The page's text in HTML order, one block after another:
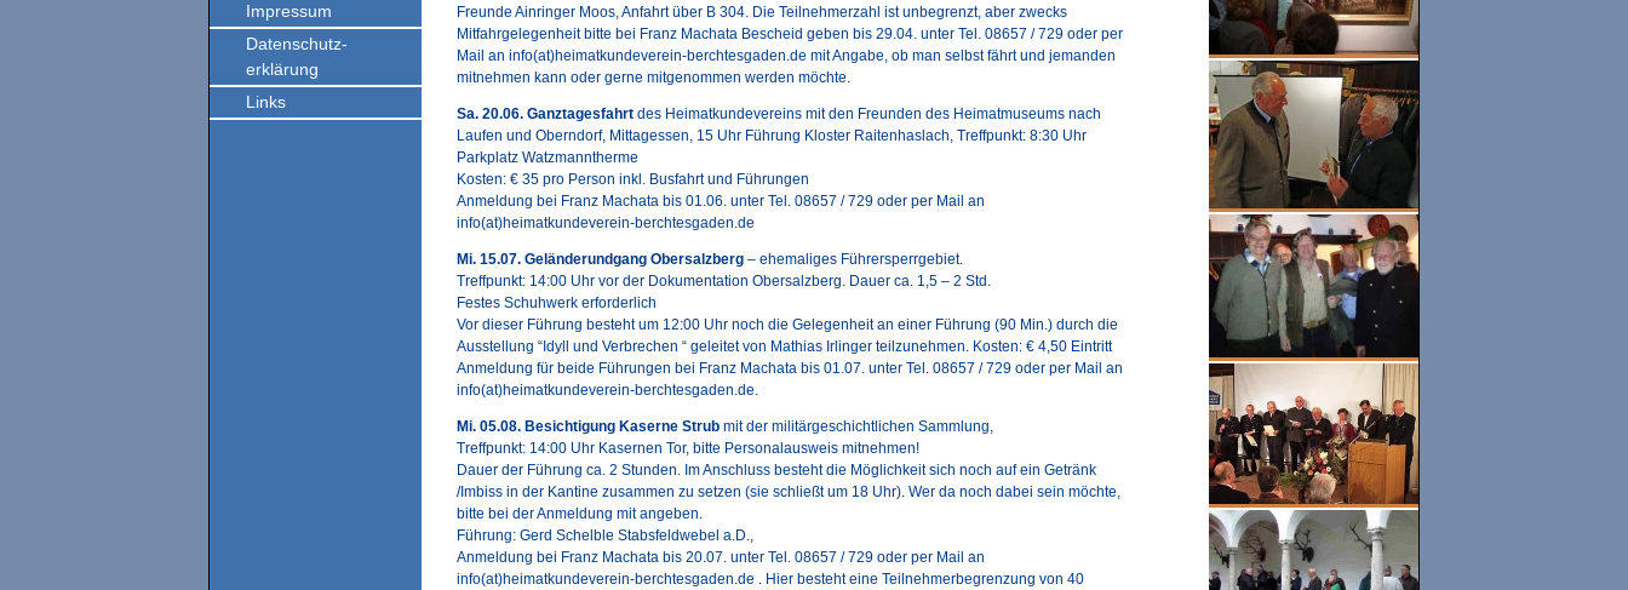
Impressum
Datenschutz-
erklärung
Links
Freunde Ainringer Moos, Anfahrt über B 304. Die Teilnehmerzahl ist unbegrenzt, aber zwecks
Mitfahrgelegenheit bitte bei Franz Machata Bescheid geben bis 29.04. unter Tel. 08657 / 729 oder per
Mail an info(at)heimatkundeverein-berchtesgaden.de mit Angabe, ob man selbst fährt und jemanden
mitnehmen kann oder gerne mitgenommen werden möchte.
Sa. 20.06. Ganztagesfahrt des Heimatkundevereins mit den Freunden des Heimatmuseums nach
Laufen und Oberndorf, Mittagessen, 15 Uhr Führung Kloster Raitenhaslach, Treffpunkt: 8:30 Uhr
Parkplatz Watzmanntherme
Kosten: € 35 pro Person inkl. Busfahrt und Führungen
Anmeldung bei Franz Machata bis 01.06. unter Tel. 08657 / 729 oder per Mail an
info(at)heimatkundeverein-berchtesgaden.de
Mi. 15.07. Geländerundgang Obersalzberg – ehemaliges Führersperrgebiet.
Treffpunkt: 14:00 Uhr vor der Dokumentation Obersalzberg. Dauer ca. 1,5 – 2 Std.
Festes Schuhwerk erforderlich
Vor dieser Führung besteht um 12:00 Uhr noch die Gelegenheit an einer Führung (90 Min.) durch die
Ausstellung “Idyll und Verbrechen “ geleitet von Mathias Irlinger teilzunehmen. Kosten: € 4,50 Eintritt
Anmeldung für beide Führungen bei Franz Machata bis 01.07. unter Tel. 08657 / 729 oder per Mail an
info(at)heimatkundeverein-berchtesgaden.de.
Mi. 05.08. Besichtigung Kaserne Strub mit der militärgeschichtlichen Sammlung,
Treffpunkt: 14:00 Uhr Kasernen Tor, bitte Personalausweis mitnehmen!
Dauer der Führung ca. 2 Stunden. Im Anschluss besteht die Möglichkeit sich noch auf ein Getränk
/Imbiss in der Kantine zusammen zu setzen (sie schließt um 18 Uhr). Wer da noch dabei sein möchte,
bitte bei der Anmeldung mit angeben.
Führung: Gerd Schelble Stabsfeldwebel a.D.,
Anmeldung bei Franz Machata bis 20.07. unter Tel. 08657 / 729 oder per Mail an
info(at)heimatkundeverein-berchtesgaden.de . Hier besteht eine Teilnehmerbegrenzung von 40